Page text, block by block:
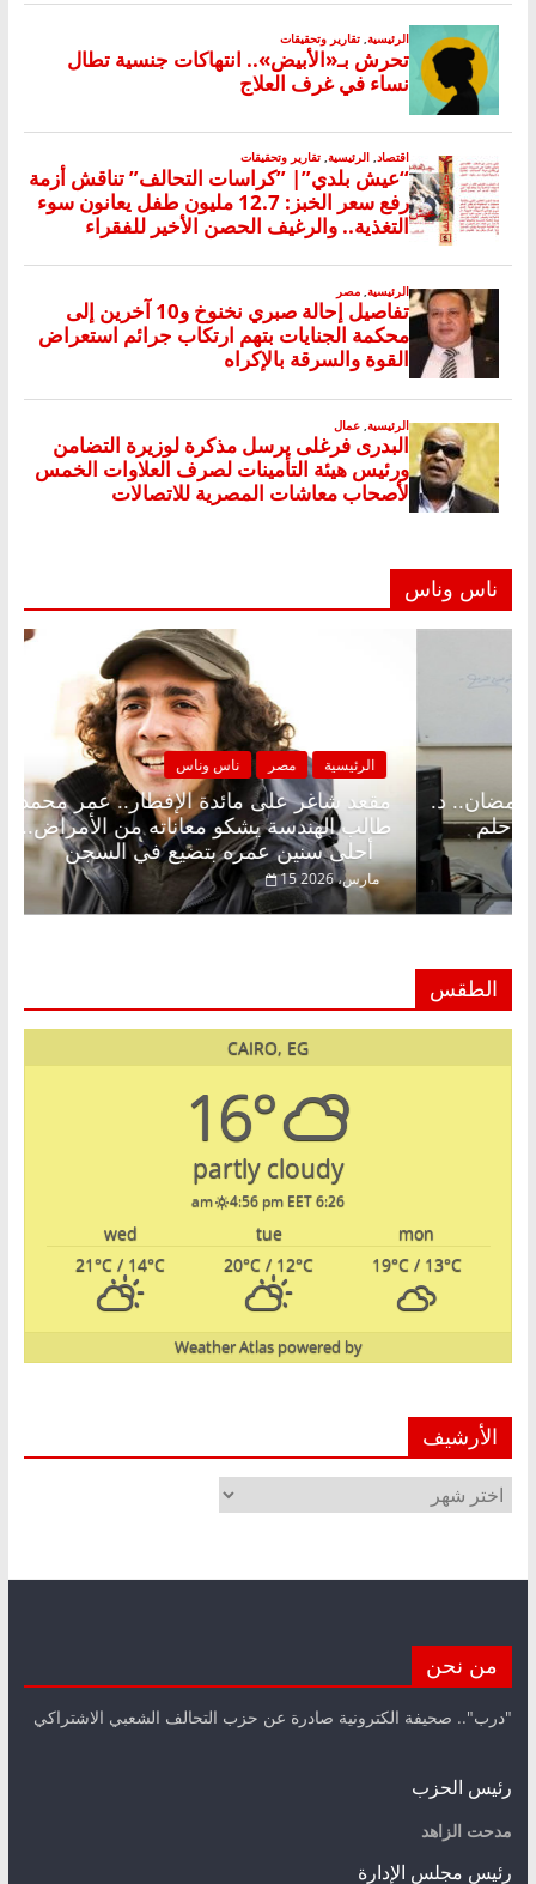
ناس وناس
الرئيسية
مقعد شاغر
طالب الهندسة
أحلى سنين عمره بتضيع في السجن
15 مارس، 2026
ناس وناس
على الإفطار وبلكونة بلا زينة رمضان.. د.
فاروق خبير اقتصادي في انتظار حلم
الطقس
CAIRO, EG
16°
partly cloudy
6:26 am
4:56 pm EET
mon
tue
wed
19°C/ 13°C
20°C / 12°C
21°C / 14°C
powered by
Weather Atlas
الأرشيف
الأرشيف
من نحن
"درب".. صحيفة الكترونية صادرة عن حزب التحالف الشعبي الاشتراكي
رئيس الحزب
مدحت الزاهد
رئيس مجلس الإدارة